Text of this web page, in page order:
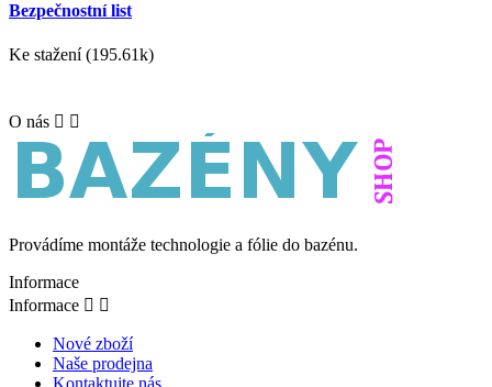
Bezpečnostní list
Ke stažení (195.61k)
O nás  
Provádíme montáže technologie a fólie do bazénu.
Informace
Informace  
Nové zboží
Naše prodejna
Kontaktujte nás